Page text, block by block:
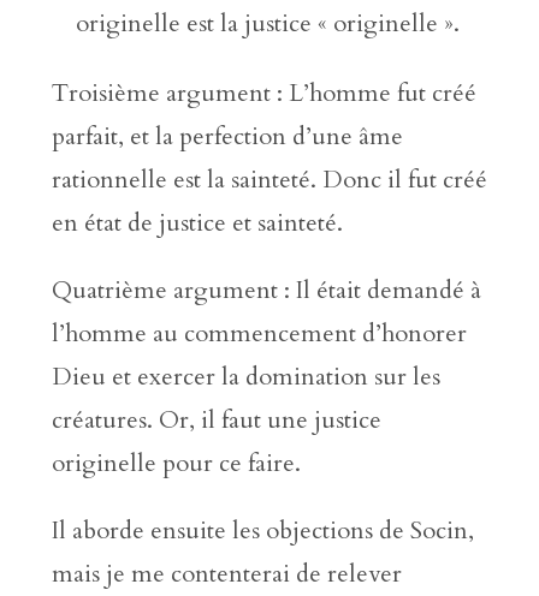
originelle est la justice « originelle ».
Troisième argument : L’homme fut créé
parfait, et la perfection d’une âme
rationnelle est la sainteté. Donc il fut créé
en état de justice et sainteté.
Quatrième argument : Il était demandé à
l’homme au commencement d’honorer
Dieu et exercer la domination sur les
créatures. Or, il faut une justice
originelle pour ce faire.
Il aborde ensuite les objections de Socin,
mais je me contenterai de relever